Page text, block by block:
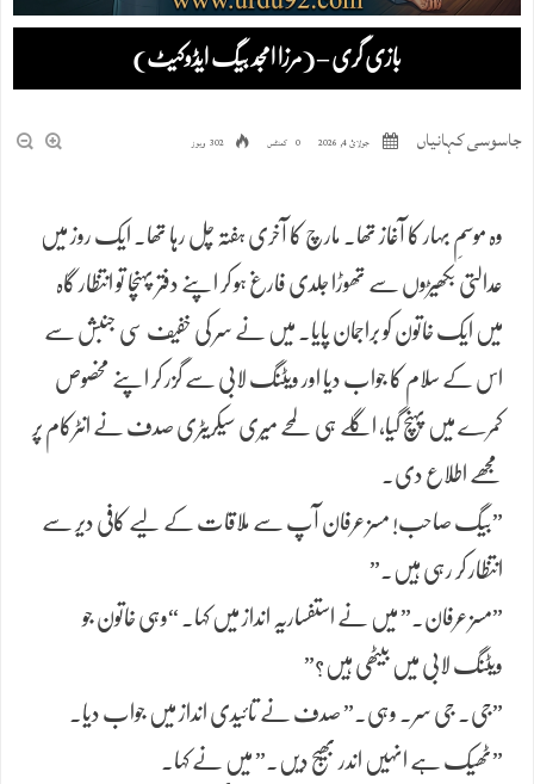
بازی گری – (مرزا امجد بیگ ایڈوکیٹ)
جاسوسی کہانیاں جولائ 4, 2026 0 کمنٹس 302 ویوز
وہ موسمِ بہار کا آغاز تھا۔ مارچ کا آخری ہفتہ چل رہا تھا۔ ایک روز میں
عدالتی بکھیڑوں سے تھوڑا جلدی فارغ ہو کر اپنے دفتر پہنچا تو انتظار گاہ
میں ایک خاتون کو براجمان پایا۔ میں نے سر کی خفیف سی جنبش سے
اس کے سلام کا جواب دیا اور ویٹنگ لابی سے گزر کر اپنے مخصوص
کمرے میں پہنچ گیا، اگلے ہی لمحے میری سیکریٹری صدف نے انٹرکام پر
مجھے اطلاع دی۔
​”بیگ صاحب! مسز عرفان آپ سے ملاقات کے لیے کافی دیر سے
انتظار کر رہی ہیں.”
​”مسز عرفان.” میں نے استفساریہ انداز میں کہا۔ “وہی خاتون جو
ویٹنگ لابی میں بیٹھی ہیں؟”
​”جی. جی سر. وہی۔” صدف نے تائیدی انداز میں جواب دیا۔
​”ٹھیک ہے انہیں اندر بھیج دیں۔” میں نے کہا۔